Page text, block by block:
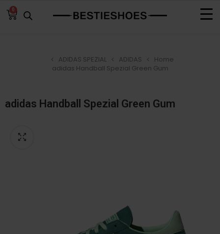
0
Home
ADIDAS
ADIDAS SPEZIAL
adidas Handball Spezial Green Gum
adidas Handball Spezial Green Gum